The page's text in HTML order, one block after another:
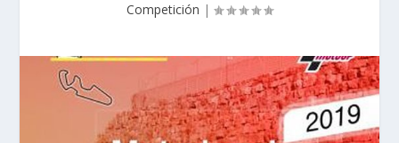
Competición |